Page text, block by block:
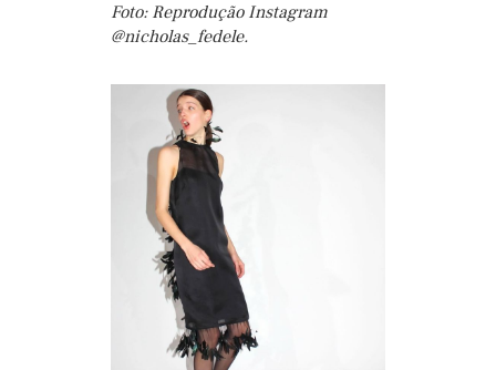
Foto: Reprodução Instagram
@nicholas_fedele.